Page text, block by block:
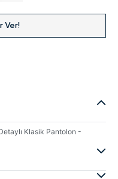
Ver!
Klasik Pantolon -